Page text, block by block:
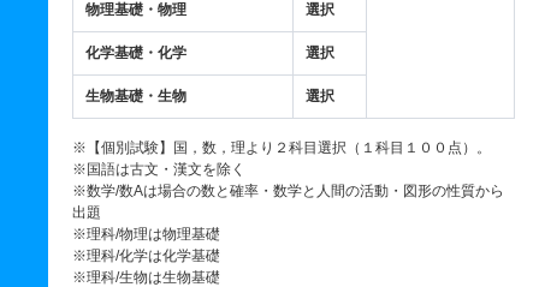
物理基礎・物理 選択
化学基礎・化学 選択
生物基礎・生物 選択
※【個別試験】国，数，理より２科目選択（１科目１００点）。
※国語は古文・漢文を除く
※数学/数Aは場合の数と確率・数学と人間の活動・図形の性質から
出題
※理科/物理は物理基礎
※理科/化学は化学基礎
※理科/生物は生物基礎